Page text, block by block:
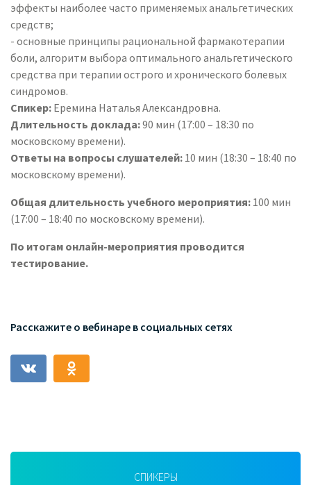
эффекты наиболее часто применяемых анальгетических
средств;
- основные принципы рациональной фармакотерапии
боли, алгоритм выбора оптимального анальгетического
средства при терапии острого и хронического болевых
синдромов.
Спикер: Еремина Наталья Александровна.
Длительность доклада:90 мин (17:00 – 18:30 по
московскому времени).
Ответы на вопросы слушателей: 10 мин (18:30 – 18:40 по
московскому времени).
Общая длительность учебного мероприятия: 100 мин
(17:00 – 18:40 по московскому времени).
По итогам онлайн-мероприятия проводится
тестирование.
Расскажите о вебинаре в социальных сетях
СПИКЕРЫ